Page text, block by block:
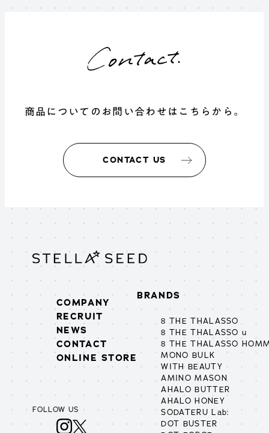
商品についてのお問い合わせはこちらから。
CONTACT US
COMPANY
RECRUIT
NEWS
CONTACT
ONLINE STORE
FOLLOW US
BRANDS
8 THE THALASSO
8 THE THALASSO u
8 THE THALASSO
MONO BULK
WITH BEAUTY
AMINO MASON
AHALO BUTTER
AHALO HONEY
SODATERU Lab:
DOT BUSTER